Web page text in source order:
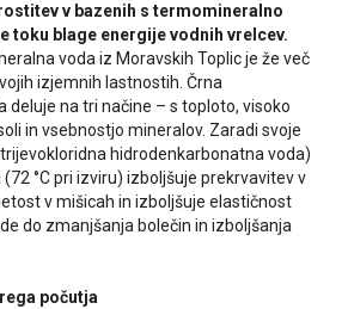
v bazenih s termomineralno
toku blage energije vodnih vrelcev.
voda iz Moravskih Toplic je že več
izjemnih lastnostih. Črna
deluje na tri načine – s toploto, visoko
in vsebnostjo mineralov. Zaradi svoje
hidrodenkarbonatna voda)
°C pri izviru) izboljšuje prekrvavitev v
v mišicah in izboljšuje elastičnost
do zmanjšanja bolečin in izboljšanja
počutja